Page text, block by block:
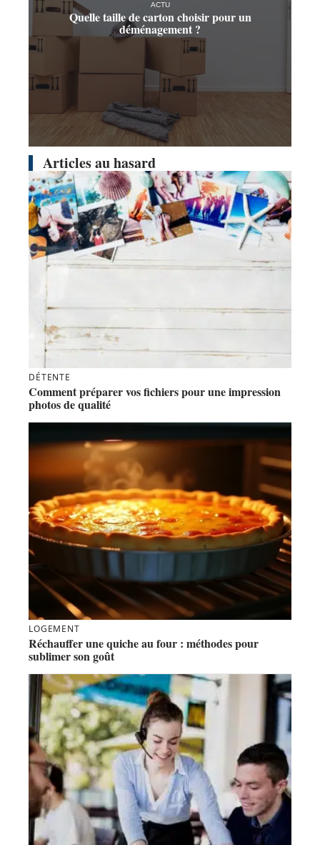
ACTU
Quelle taille de carton choisir pour un
déménagement ?
Articles au hasard
DÉTENTE
Comment préparer vos fichiers pour une impression
photos de qualité
LOGEMENT
Réchauffer une quiche au four : méthodes pour
sublimer son goût